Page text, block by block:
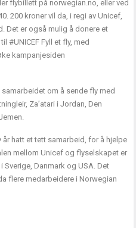
flybillett på norwegian.no, eller ved
200 kroner vil da, i regi av Unicef,
Det er også mulig å donere et
#UNICEF Fyll et fly, med
kampanjesiden
om å sende fly med
Za’atari i Jordan, Den
hatt et tett samarbeid, for å hjelpe
mellom Unicef og flyselskapet er
Danmark og USA. Det
flere medarbeidere i Norwegian